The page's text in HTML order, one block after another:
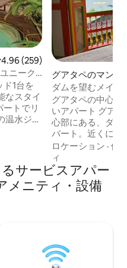
ビュー259件、5つ星中4.96つ
4.96 (259)
ニーク
ド1台を
なスタイ
トでリ
温水ジャ
ラス、
トをお
は、プ
ルー
グアタペのマンシ
パート
ダムを望むメイン
す。
グアタペの中心部
いアパート グアタペのメインパークの中
心部にある、ダム
パート。近くには
ー、遊歩道、教
機関があります
ベッドと専用バス
ソファベッドを備
整ったキッチン、
れに最適です。
ロケーション ·価
ィ
サービスアパー
メニティ・設備